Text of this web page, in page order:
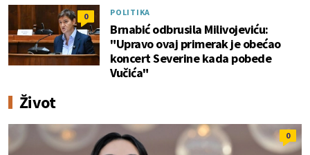
0 POLITIKA
Brnabić odbrusila Milivojeviću:
"Upravo ovaj primerak je obećao
koncert Severine kada pobede
Vučića"
Život
0